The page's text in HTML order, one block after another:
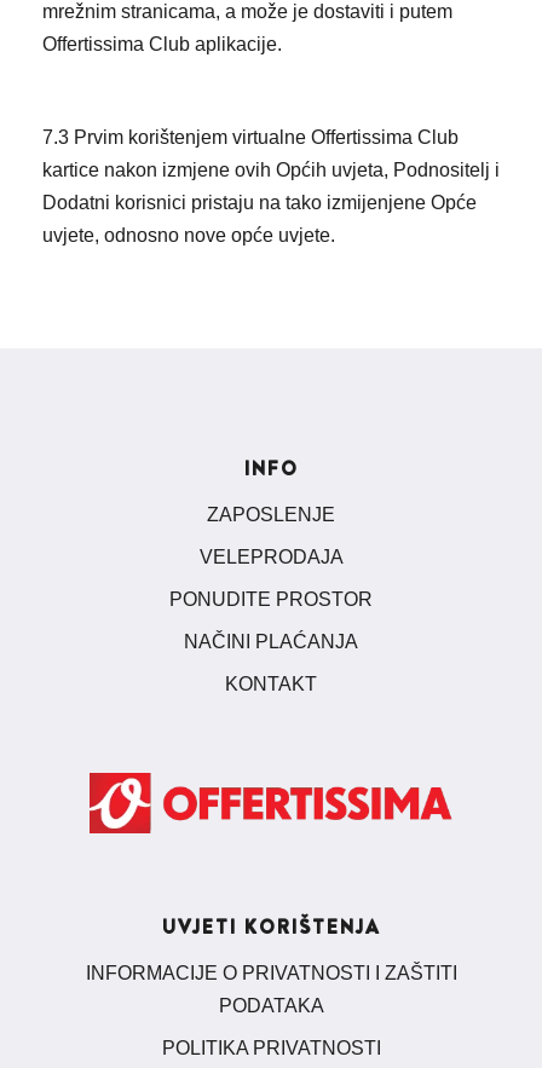
mrežnim stranicama, a može je dostaviti i putem
Offertissima Club aplikacije.
7.3 Prvim korištenjem virtualne Offertissima Club
kartice nakon izmjene ovih Općih uvjeta, Podnositelj i
Dodatni korisnici pristaju na tako izmijenjene Opće
uvjete, odnosno nove opće uvjete.
INFO
ZAPOSLENJE
VELEPRODAJA
PONUDITE PROSTOR
NAČINI PLAĆANJA
KONTAKT
UVJETI KORIŠTENJA
INFORMACIJE O PRIVATNOSTI I ZAŠTITI
PODATAKA
POLITIKA PRIVATNOSTI